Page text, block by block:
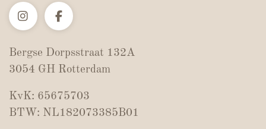
Bergse Dorpsstraat 132A
3054 GH Rotterdam
KvK: 65675703
BTW: NL182073385B01